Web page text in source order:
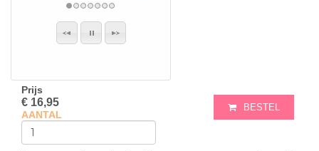
Prijs
€ 16,95
AANTAL
BESTEL